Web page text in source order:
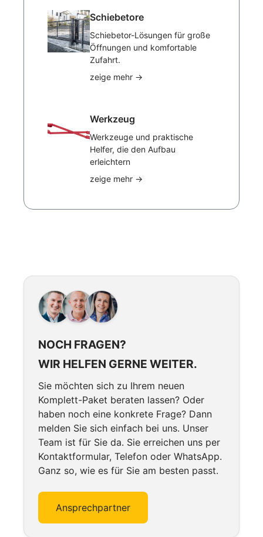
Schiebetore
Schiebetor-Lösungen für große
Öffnungen und komfortable
Zufahrt.
zeige mehr →
Werkzeug
Werkzeuge und praktische
Helfer, die den Aufbau
erleichtern
zeige mehr →
NOCH FRAGEN?
WIR HELFEN GERNE WEITER.
Sie möchten sich zu Ihrem neuen
Komplett-Paket beraten lassen? Oder
haben noch eine konkrete Frage? Dann
melden Sie sich einfach bei uns. Unser
Team ist für Sie da. Sie erreichen uns per
Kontaktformular, Telefon oder WhatsApp.
Ganz so, wie es für Sie am besten passt.
Ansprechpartner